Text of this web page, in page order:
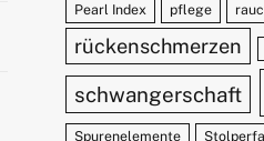
Pearl Index pflege
rückenschmerzen
schwangerschaft
Spurenelemente